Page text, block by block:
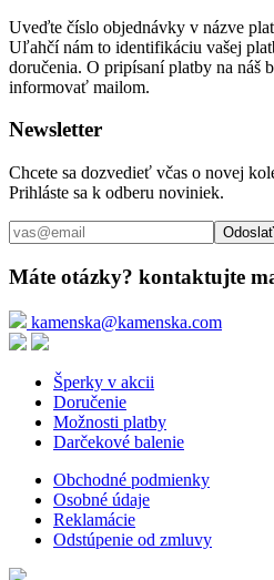
Uveďte číslo objednávky v názve
Uľahčí nám to identifikáciu vašej
doručenia. O pripísaní platby na náš
informovať mailom.
Newsletter
Chcete sa dozvedieť včas o novej
Prihláste sa k odberu noviniek.
Odoslať
Máte otázky? kontaktujte
kamenska@kamenska.com
Šperky v akcii
Doručenie
Možnosti platby
Darčekové balenie
Obchodné podmienky
Osobné údaje
Reklamácie
Odstúpenie od zmluvy